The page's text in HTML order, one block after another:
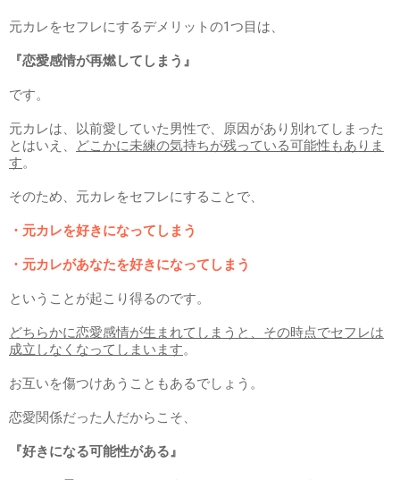
元カレをセフレにするデメリットの1つ目は、
『恋愛感情が再燃してしまう』
です。
元カレは、以前愛していた男性で、原因があり別れてしまった
とはいえ、
どこかに未練の気持ちが残っている可能性もありま
す。
そのため、元カレをセフレにすることで、
・元カレを好きになってしまう
・元カレがあなたを好きになってしまう
ということが起こり得るのです。
どちらかに恋愛感情が生まれてしまうと、その時点でセフレは
成立しなくなってしまいます。
お互いを傷つけあうこともあるでしょう。
恋愛関係だった人だからこそ、
『好きになる可能性がある』